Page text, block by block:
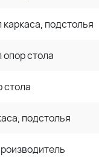
подстолья
стола
стола
подстолья